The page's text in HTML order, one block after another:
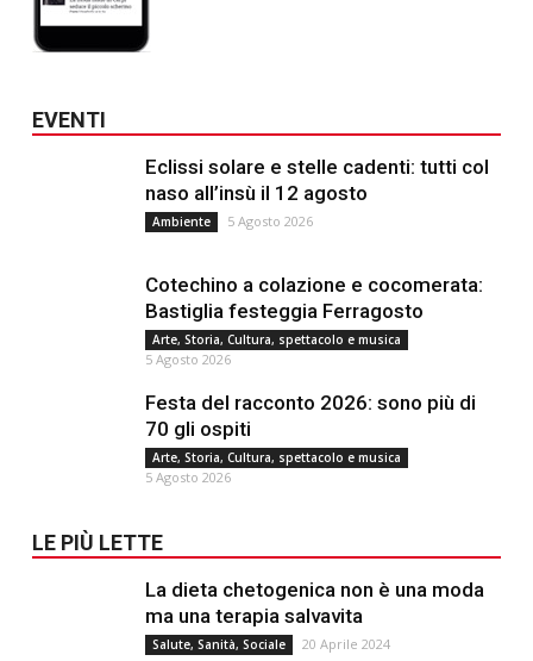
EVENTI
Eclissi solare e stelle cadenti: tutti col
naso all’insù il 12 agosto
Ambiente 5 Agosto 2026
Cotechino a colazione e cocomerata:
Bastiglia festeggia Ferragosto
Arte, Storia, Cultura, spettacolo e musica
5 Agosto 2026
Festa del racconto 2026: sono più di
70 gli ospiti
Arte, Storia, Cultura, spettacolo e musica
5 Agosto 2026
LE PIÙ LETTE
La dieta chetogenica non è una moda
ma una terapia salvavita
Salute, Sanità, Sociale 20 Aprile 2024